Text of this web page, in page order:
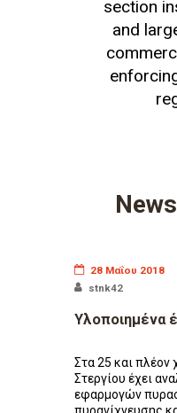
section
and
28 Μαΐου 2018
stnk42
Υλοποιημένα
Στα 25 και πλέον
Στεργίου έχει
εφαρμογών